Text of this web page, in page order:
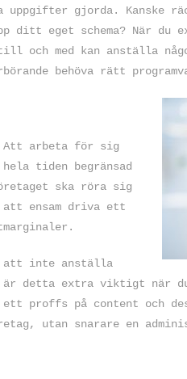
gjorda. Kanske
eget schema? När du
och med kan anställa
behöva rätt
Att arbeta för sig
tiden begränsad
ska röra sig
ensam driva ett
att inte anställa
är detta extra viktigt när
proffs på content och
utan snarare en